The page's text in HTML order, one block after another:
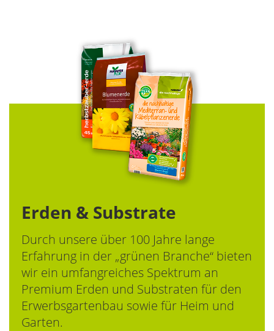
Erden & Substrate
Durch unsere über 100 Jahre lange
Erfahrung in der „grünen Branche“ bieten
wir ein umfangreiches Spektrum an
Premium Erden und Substraten für den
Erwerbsgartenbau sowie für Heim und
Garten.